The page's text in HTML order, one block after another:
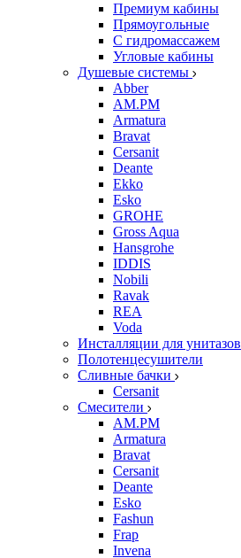
Премиум кабины
Прямоугольные
С гидромассажем
Угловые кабины
Душевые системы
Abber
AM.PM
Armatura
Bravat
Cersanit
Deante
Ekko
Esko
GROHE
Gross Aqua
Hansgrohe
IDDIS
Nobili
Ravak
REA
Voda
Инсталляции для унитазов
Полотенцесушители
Сливные бачки
Cersanit
Смесители
AM.PM
Armatura
Bravat
Cersanit
Deante
Esko
Fashun
Frap
Invena